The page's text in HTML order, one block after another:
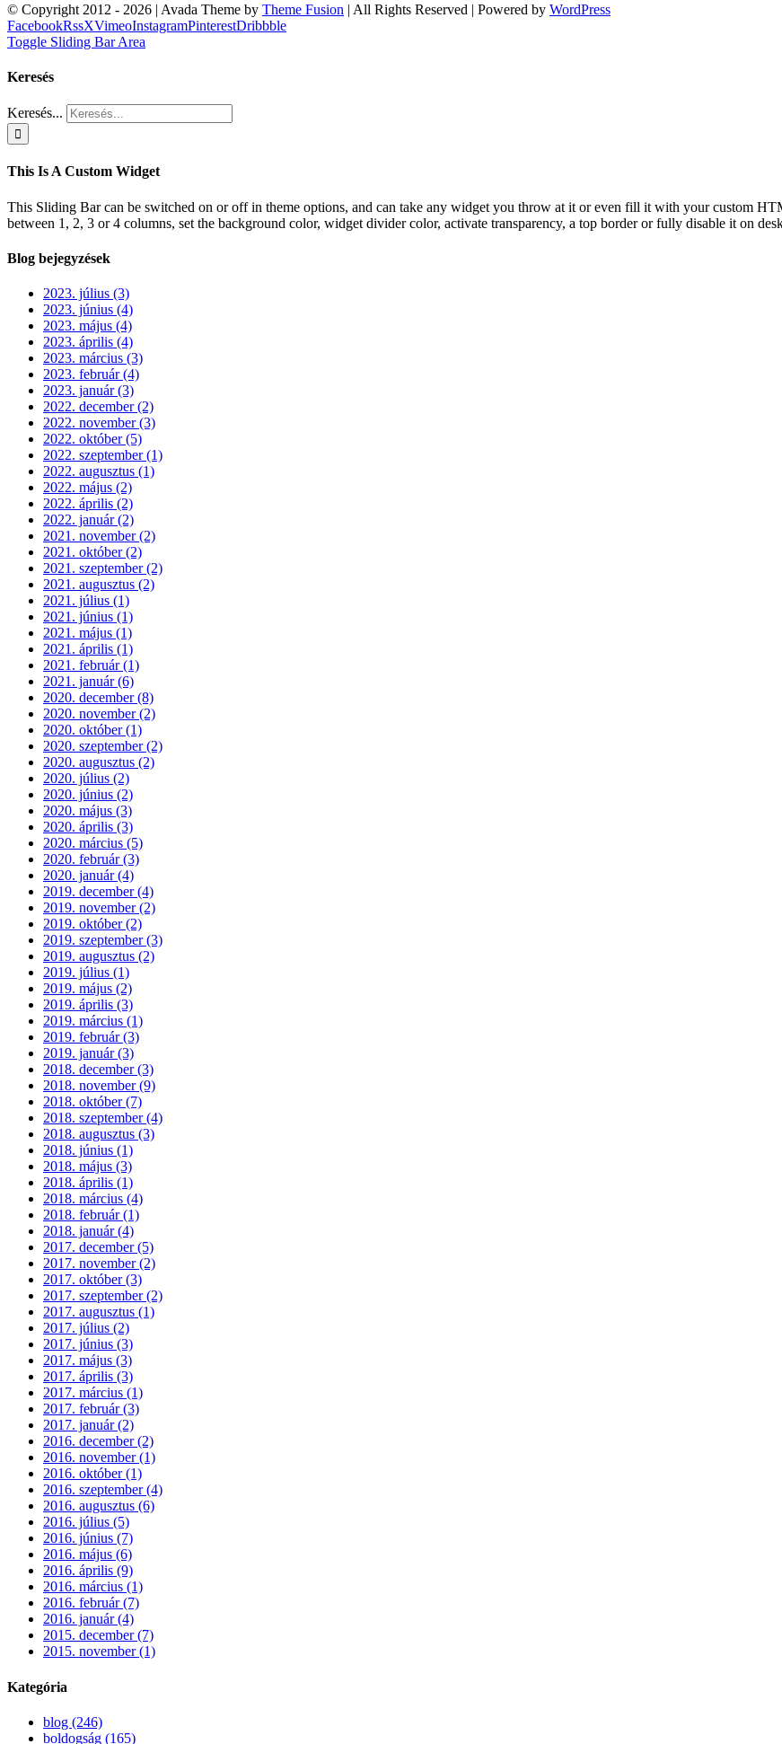
© Copyright 2012 - 2026 | Avada Theme by Theme Fusion | All Rights Reserved | Powered by WordPress
FacebookRssXVimeoInstagramPinterestDribbble
Toggle Sliding Bar Area
Keresés
Keresés...
This Is A Custom Widget
This Sliding Bar can be switched on or off in theme options, and can take any widget you throw at it or even fill it with your custom
between 1, 2, 3 or 4 columns, set the background color, widget divider color, activate transparency, a top border or fully disable it on
Blog bejegyzések
2023. július (3)
2023. június (4)
2023. május (4)
2023. április (4)
2023. március (3)
2023. február (4)
2023. január (3)
2022. december (2)
2022. november (3)
2022. október (5)
2022. szeptember (1)
2022. augusztus (1)
2022. május (2)
2022. április (2)
2022. január (2)
2021. november (2)
2021. október (2)
2021. szeptember (2)
2021. augusztus (2)
2021. július (1)
2021. június (1)
2021. május (1)
2021. április (1)
2021. február (1)
2021. január (6)
2020. december (8)
2020. november (2)
2020. október (1)
2020. szeptember (2)
2020. augusztus (2)
2020. július (2)
2020. június (2)
2020. május (3)
2020. április (3)
2020. március (5)
2020. február (3)
2020. január (4)
2019. december (4)
2019. november (2)
2019. október (2)
2019. szeptember (3)
2019. augusztus (2)
2019. július (1)
2019. május (2)
2019. április (3)
2019. március (1)
2019. február (3)
2019. január (3)
2018. december (3)
2018. november (9)
2018. október (7)
2018. szeptember (4)
2018. augusztus (3)
2018. június (1)
2018. május (3)
2018. április (1)
2018. március (4)
2018. február (1)
2018. január (4)
2017. december (5)
2017. november (2)
2017. október (3)
2017. szeptember (2)
2017. augusztus (1)
2017. július (2)
2017. június (3)
2017. május (3)
2017. április (3)
2017. március (1)
2017. február (3)
2017. január (2)
2016. december (2)
2016. november (1)
2016. október (1)
2016. szeptember (4)
2016. augusztus (6)
2016. július (5)
2016. június (7)
2016. május (6)
2016. április (9)
2016. március (1)
2016. február (7)
2016. január (4)
2015. december (7)
2015. november (1)
Kategória
blog (246)
boldogság (165)